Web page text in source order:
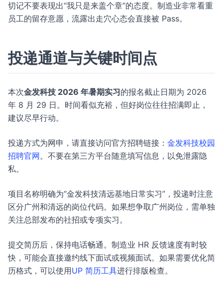
切记不要表现出“我只是来盖个章”的态度。制造业非常看重
员工的留存意愿，流露出走穴心态会直接被 Pass。
投递通道与关键时间点
本次金发科技 2026 年暑期实习的报名截止日期为 2026
年 8 月 29 日。时间看似充裕，但好岗位往往招满即止，
建议尽早行动。
投递方式为网申，请直接访问官方招聘链接： 金发科技校园
招聘官网。不要在第三方平台随意填写信息，以免泄露隐
私。
项目名称明确为“金发科技清远基地日常实习”，投递时注意
区分广州和清远的岗位代码。如果想争取广州岗位，需单独
关注总部发布的社招或专项实习。
提交简历后，保持电话畅通。制造业 HR 反馈速度有时较
快，可能会直接邀约线下面试或视频面试。如果需要优化简
历格式，可以使用UP 简历工具进行排版检查。